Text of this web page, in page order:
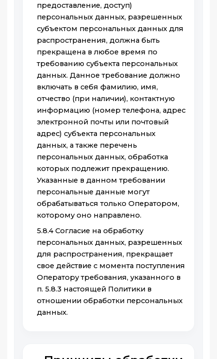
предоставление, доступ)
персональных данных, разрешенных
субъектом персональных данных для
распространения, должна быть
прекращена в любое время по
требованию субъекта персональных
данных. Данное требование должно
включать в себя фамилию, имя,
отчество (при наличии), контактную
информацию (номер телефона, адрес
электронной почты или почтовый
адрес) субъекта персональных
данных, а также перечень
персональных данных, обработка
которых подлежит прекращению.
Указанные в данном требовании
персональные данные могут
обрабатываться только Оператором,
которому оно направлено.
5.8.4 Согласие на обработку
персональных данных, разрешенных
для распространения, прекращает
свое действие с момента поступления
Оператору требования, указанного в
п. 5.8.3 настоящей Политики в
отношении обработки персональных
данных.